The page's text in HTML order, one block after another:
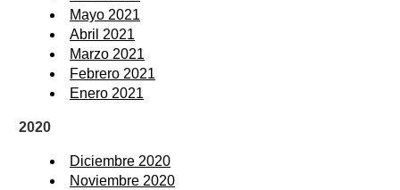
Mayo 2021
Abril 2021
Marzo 2021
Febrero 2021
Enero 2021
2020
Diciembre 2020
Noviembre 2020